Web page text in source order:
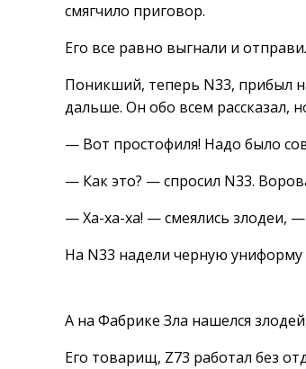
смягчило приговор.
Его все равно выгнали и
Поникший, теперь N33, прибыл
дальше. Он обо всем рассказал,
— Вот простофиля! Надо было
— Как это? — спросил N33.
— Ха-ха-ха! — смеялись злодеи,
На N33 надели черную униформу
А на Фабрике Зла нашелся
Его товарищ, Z73 работал без